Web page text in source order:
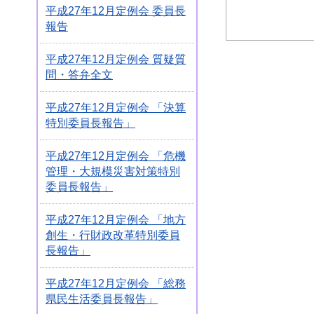
平成27年12月定例会 委員長
報告
平成27年12月定例会 質疑質
問・答弁全文
平成27年12月定例会 「決算
特別委員長報告」
平成27年12月定例会 「危機
管理・大規模災害対策特別
委員長報告」
平成27年12月定例会 「地方
創生・行財政改革特別委員
長報告」
平成27年12月定例会 「総務
県民生活委員長報告」